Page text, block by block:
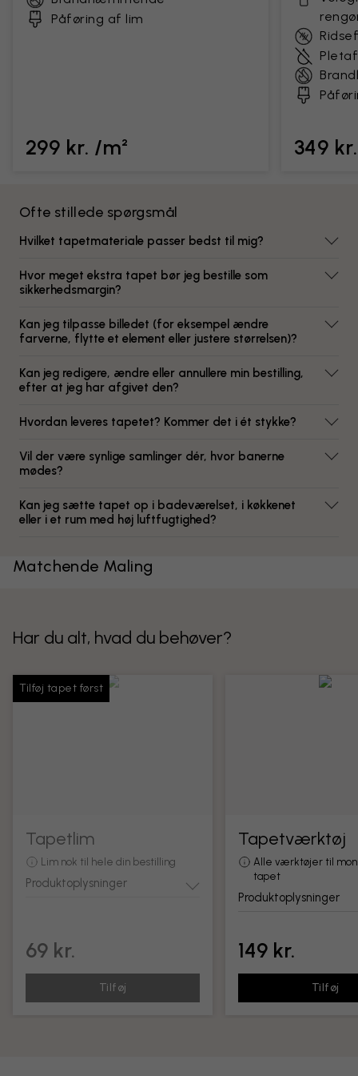
Påføring af lim
299 kr. /m² 349
Ofte stillede spørgsmål
Hvilket tapetmateriale passer bedst til mig?
Hvor meget ekstra tapet bør jeg bestille som
sikkerhedsmargin?
Kan jeg tilpasse billedet (for eksempel ændre
farverne, flytte et element eller justere størrelsen)?
Kan jeg redigere, ændre eller annullere min bestilling,
efter at jeg har afgivet den?
Hvordan leveres tapetet? Kommer det i ét stykke?
Vil der være synlige samlinger dér, hvor banerne
mødes?
Kan jeg sætte tapet op i badeværelset, i køkkenet
eller i et rum med høj luftfugtighed?
Matchende Maling
Har du alt, hvad du behøver?
Tilføj tapet først
Tapetlim
Lim nok til hele din bestilling
Produktoplysninger
69 kr.
Tilføj
Tapetværktøj
Alle værktøjer til
tapet
Produktoplysninger
149 kr.
Tilføj